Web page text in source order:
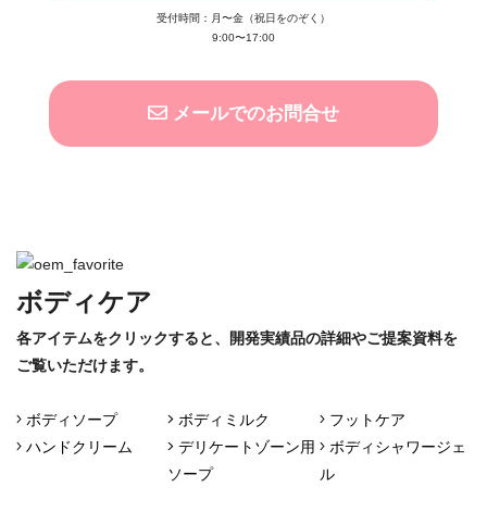
受付時間：月〜金（祝日をのぞく）
9:00〜17:00
メールでのお問合せ
ボディケア
各アイテムをクリックすると、開発実績品の詳細やご提案資料を
ご覧いただけます。
ボディソープ ボディミルク
フットケア
ハンドクリーム
デリケートゾーン用
ソープ
ボディシャワージェ
ル